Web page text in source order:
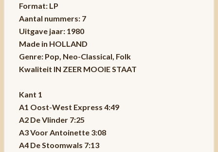
Format: LP
Aantal nummers: 7
Uitgave jaar: 1980
Made in HOLLAND
Genre: Pop, Neo-Classical, Folk
Kwaliteit IN ZEER MOOIE STAAT
Kant 1
A1 Oost-West Express 4:49
A2 De Vlinder 7:25
A3 Voor Antoinette 3:08
A4 De Stoomwals 7:13